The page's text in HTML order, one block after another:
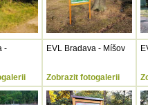
-
EVL Bradava - Míšov
Zobrazit fotogalerii